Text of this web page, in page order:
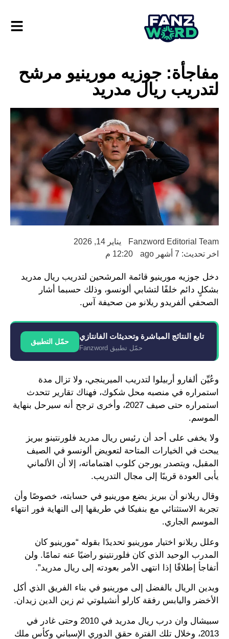
مفاجأة: جوزيه مورينيو مرشح
لتدريب ريال مدريد
Fanzword Editorial Team
يناير 14, 2026
اخر تحديث: 7 أشهر ago
12:20 م
دخل جوزيه مورينيو قائمة المرشحين لتدريب ريال مدريد
بشكلٍ دائم خلفًا لتشابي ألونسو، وذلك حسبما أشار
الصحفي ألفريدو ريلانو من صحيفة آس.
تابع النتائج المباشرة وتحديثات الفانتازي
حمّل تطبيق Fanzword
حمّل التطبيق
وعُيِّن ألفارو أربيلوا لتدريب الميرينجي، ولا تزال مدة
استمراره في منصبه محل شكوك، فهناك تقارير تتحدث
استمراره حتى صيف 2027، وأخرى ترجح أنه سيرحل بنهاية
الموسم.
ولا يخفى على أحد أن رئيس ريال مدريد فلورنتينو بيريز
يبحث في الخيارات المتاحة لتعويض ألونسو في الصيف
المقبل، ويتصدر يورجن كلوب اهتماماته، إلا أن الألماني
يأبى العودة قريبًا إلى مجال التدريب.
وقال ريلانو أن بيريز يضع مورينيو في حسابته، خصوصًا وأن
تجربة الاستثنائي مع بنفيكا في طريقها إلى النهاية فور انتهاء
الموسم الجاري.
وعلل ريلانو اختيار مورينيو تحديدًا بقوله “مورينيو كان
المدرب الوحيد الذي كان فلورنتينو راضيًا عنه تمامًا. ولن
أتفاجأ إطلاقًا إذا انتهى الأمر بعودته إلى ريال مدريد”.
ويدين الريال بالفضل إلى مورينيو في بناء الفريق الذي أكل
الأخضر واليابس رفقة كارلو أنشيلوتي ثم زين الدين زيدان.
سبيشال وان درب ريال مدريد في 2010 وحتى غادر في
2013، وخلال تلك الفترة حقق الدوري الإسباني وكأس ملك